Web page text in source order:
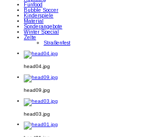
Funfood
Bubble Soccer
Kinderspiele
Material
Sonderangebote
Winter Special
Zelte
Straßenfest
head04.jpg
head09.jpg
head03.jpg